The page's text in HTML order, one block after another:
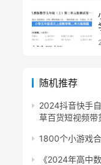
随机推荐
2024抖音快手
草百货短视频带
1800个小游戏
《2024年高中